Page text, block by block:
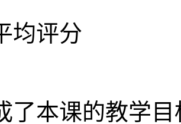
均评分
了本课的教学目